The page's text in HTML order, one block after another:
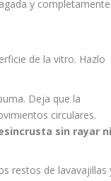
y completamente
de la vitro. Hazlo
Deja que la
circulares.
sin rayar
restos de lavavajillas